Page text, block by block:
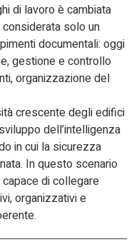
di lavoro è cambiata
solo un
documentali: oggi
gestione e controllo
organizzazione del
crescente degli edifici
dell’intelligenza
in cui la sicurezza
In questo scenario
di collegare
organizzativi e